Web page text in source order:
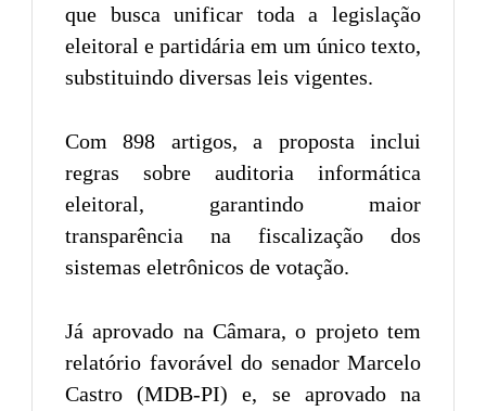
que busca unificar toda a legislação
eleitoral e partidária em um único texto,
substituindo diversas leis vigentes.
Com 898 artigos, a proposta inclui
regras sobre auditoria informática
eleitoral, garantindo maior
transparência na fiscalização dos
sistemas eletrônicos de votação.
Já aprovado na Câmara, o projeto tem
relatório favorável do senador Marcelo
Castro (MDB-PI) e, se aprovado na